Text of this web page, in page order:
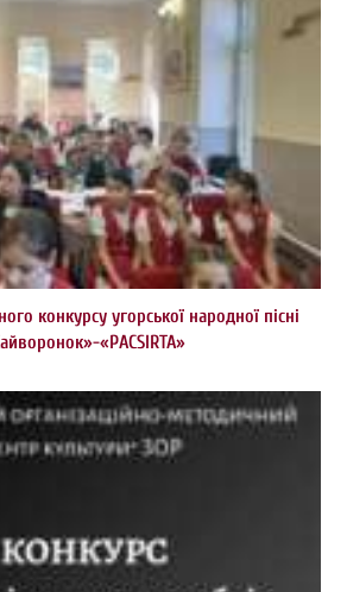
конкурсу угорської народної пісні
«PACSIRTA»